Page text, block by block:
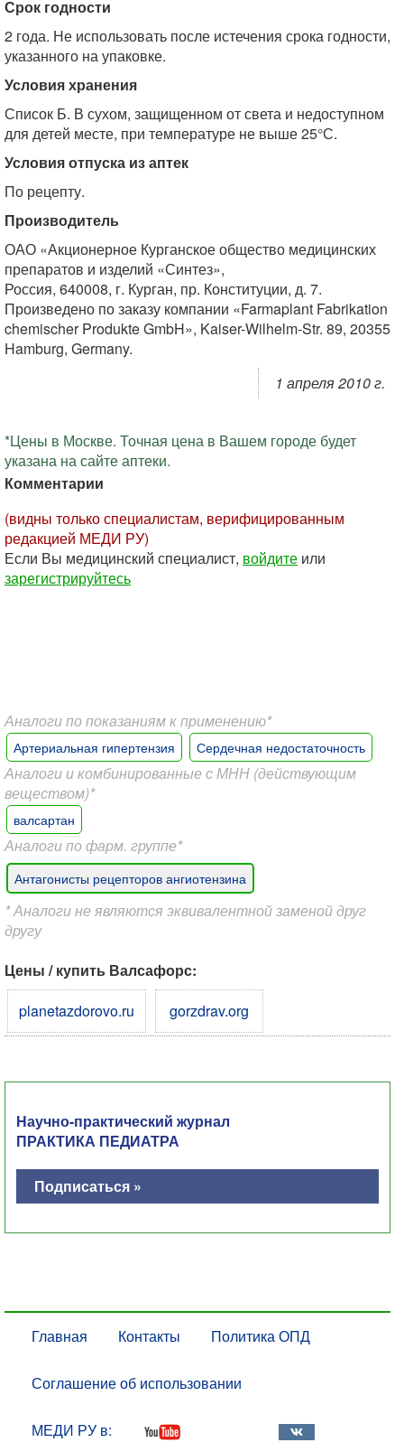
Срок годности
2 года. Не использовать после истечения срока годности,
указанного на упаковке.
Условия хранения
Список Б. В сухом, защищенном от света и недоступном
для детей месте, при температуре не выше 25°С.
Условия отпуска из аптек
По рецепту.
Производитель
ОАО «Акционерное Курганское общество медицинских
препаратов и изделий «Синтез»,
Россия, 640008, г. Курган, пр. Конституции, д. 7.
Произведено по заказу компании «Farmaplant Fabrikation
chemischer Produkte GmbH», Kaiser-Wilhelm-Str. 89, 20355
Hamburg, Germany.
1 апреля 2010 г.
*Цены в Москве. Точная цена в Вашем городе будет
указана на сайте аптеки.
Комментарии
(видны только специалистам, верифицированным
редакцией МЕДИ РУ)
Если Вы медицинский специалист, войдите или
зарегистрируйтесь
Аналоги по показаниям к применению*
Артериальная гипертензия Сердечная недостаточность
Аналоги и комбинированные с МНН (действующим
веществом)*
валсартан
Аналоги по фарм. группе*
Антагонисты рецепторов ангиотензина
* Аналоги не являются эквивалентной заменой друг
другу
Цены / купить Валсафорс:
planetazdorovo.ru
gorzdrav.org
Научно-практический журнал
ПРАКТИКА ПЕДИАТРА
Подписаться »
Главная Контакты Политика ОПД
Соглашение об использовании
МЕДИ РУ в: